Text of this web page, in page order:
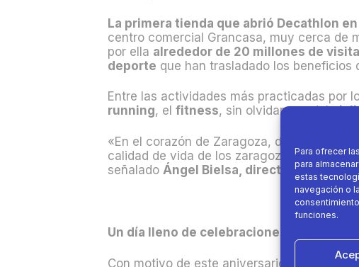
Para ofrecer
para
estas
navegación o
funciones.
La primera tienda que abrió Decathlon
centro comercial Grancasa, muy cerca de
por ella alrededor de 20 millones de
deporte que han trasladado los
Entre las actividades más practicadas por
running, el fitness, sin olvidarnos, del
«En el corazón de Zaragoza, de
calidad de vida de los zaragozanos a
señalado Ángel Bielsa, director de
Un día lleno de celebraciones para los
Con motivo de este aniversario, todas las